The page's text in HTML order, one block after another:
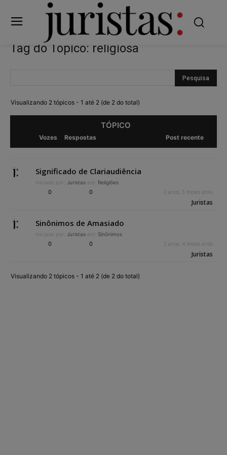
Tag do Tópico: religiosa
Visualizando 2 tópicos - 1 até 2 (de 2 do total)
TÓPICO
Vozes Respostas Post recente
Significado de Clariaudiência
Iniciado por: Juristas em: Religiões
0 0 2 anos, 3 meses atrás
Juristas
Sinônimos de Amasiado
Iniciado por: Juristas em: Sinônimos
0 0 2 anos, 4 meses atrás
Juristas
Visualizando 2 tópicos - 1 até 2 (de 2 do total)